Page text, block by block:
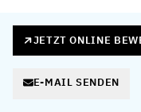
JETZT ONLINE
E-MAIL SENDEN